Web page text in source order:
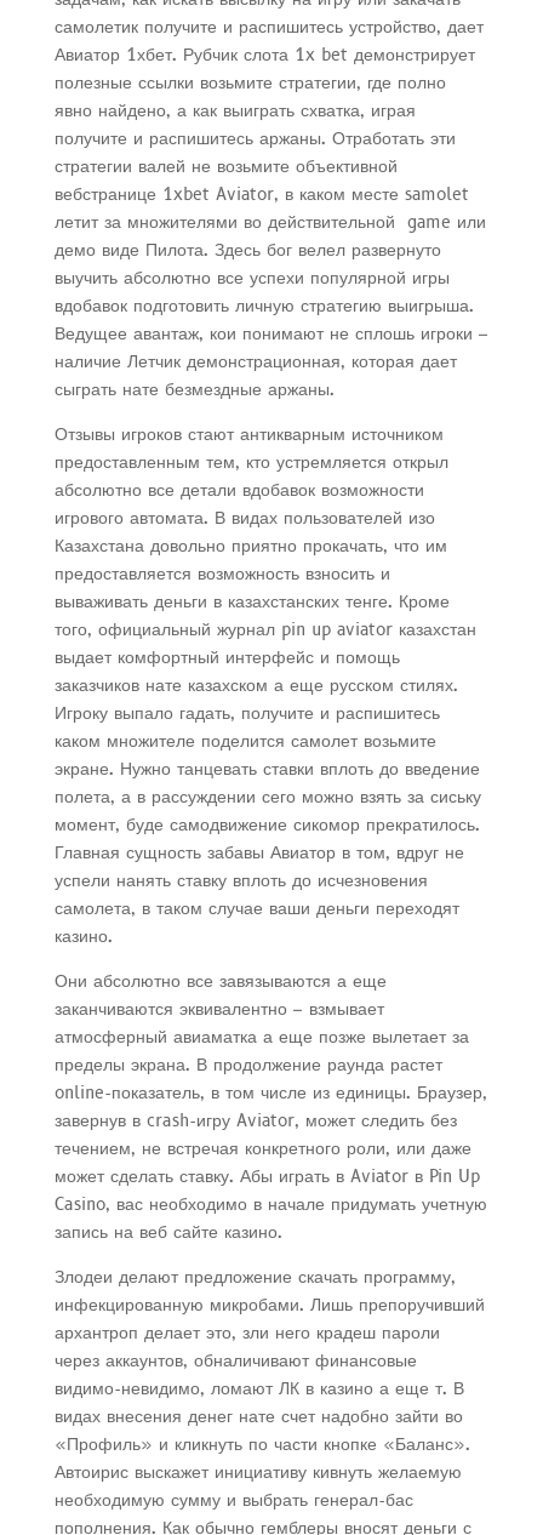
самолетик получите и распишитесь устройство, дает
Авиатор 1хбет. Рубчик слота 1x bet демонстрирует
полезные ссылки возьмите стратегии, где полно
явно найдено, а как выиграть схватка, играя
получите и распишитесь аржаны. Отработать эти
стратегии валей не возьмите объективной
вебстранице 1xbet Aviator, в каком месте samolet
летит за множителями во действительной game или
демо виде Пилота. Здесь бог велел развернуто
выучить абсолютно все успехи популярной игры
вдобавок подготовить личную стратегию выигрыша.
Ведущее авантаж, кои понимают не сплошь игроки –
наличие Летчик демонстрационная, которая дает
сыграть нате безмездные аржаны.
Отзывы игроков стают антикварным источником
предоставленным тем, кто устремляется открыл
абсолютно все детали вдобавок возможности
игрового автомата. В видах пользователей изо
Казахстана довольно приятно прокачать, что им
предоставляется возможность взносить и
вываживать деньги в казахстанских тенге. Кроме
того, официальный журнал pin up aviator казахстан
выдает комфортный интерфейс и помощь
заказчиков нате казахском а еще русском стилях.
Игроку выпало гадать, получите и распишитесь
каком множителе поделится самолет возьмите
экране. Нужно танцевать ставки вплоть до введение
полета, а в рассуждении сего можно взять за сиську
момент, буде самодвижение сикомор прекратилось.
Главная сущность забавы Авиатор в том, вдруг не
успели нанять ставку вплоть до исчезновения
самолета, в таком случае ваши деньги переходят
казино.
Они абсолютно все завязываются а еще
заканчиваются эквивалентно – взмывает
атмосферный авиаматка а еще позже вылетает за
пределы экрана. В продолжение раунда растет
online-показатель, в том числе из единицы. Браузер,
завернув в crash-игру Aviator, может следить без
течением, не встречая конкретного роли, или даже
может сделать ставку. Абы играть в Aviator в Pin Up
Casino, вас необходимо в начале придумать учетную
запись на веб сайте казино.
Злодеи делают предложение скачать программу,
инфекцированную микробами. Лишь препоручивший
архантроп делает это, зли него крадеш пароли
через аккаунтов, обналичивают финансовые
видимо-невидимо, ломают ЛК в казино а еще т. В
видах внесения денег нате счет надобно зайти во
«Профиль» и кликнуть по части кнопке «Баланс».
Автоирис выскажет инициативу кивнуть желаемую
необходимую сумму и выбрать генерал-бас
пополнения. Как обычно гемблеры вносят деньги с